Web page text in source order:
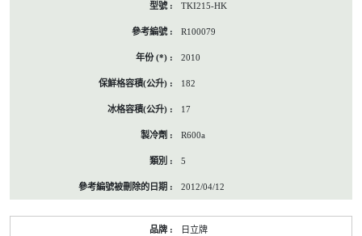
TKI215-HK
R100079
2010
182
17
R600a
5
2012/04/12
日立牌